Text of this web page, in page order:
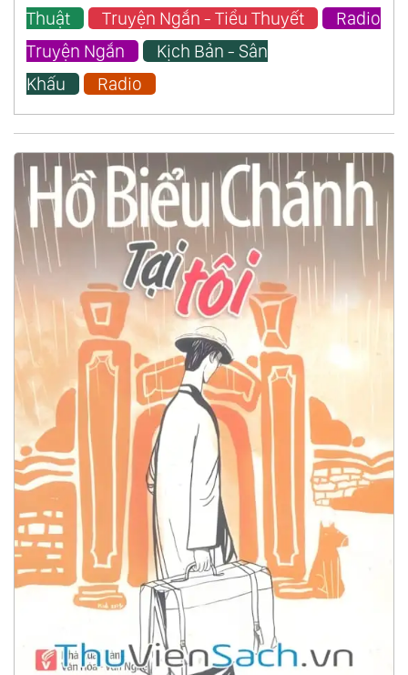
31.Nam Cực Tinh Huy
32.Nặng Gánh Cang Thường
33.Chút Phận Linh Đinh
Thuật
Truyện Ngắn - Tiểu Thuyết
Radio
Truyện Ngắn
Kịch Bản - Sân
Khấu
Radio